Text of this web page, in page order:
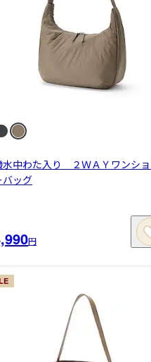
水中わた入り ２ＷＡＹワンシ
バッグ
円